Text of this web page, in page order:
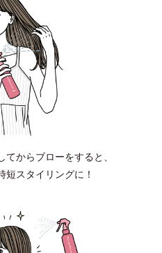
からブローをすると、
短スタイリングに！